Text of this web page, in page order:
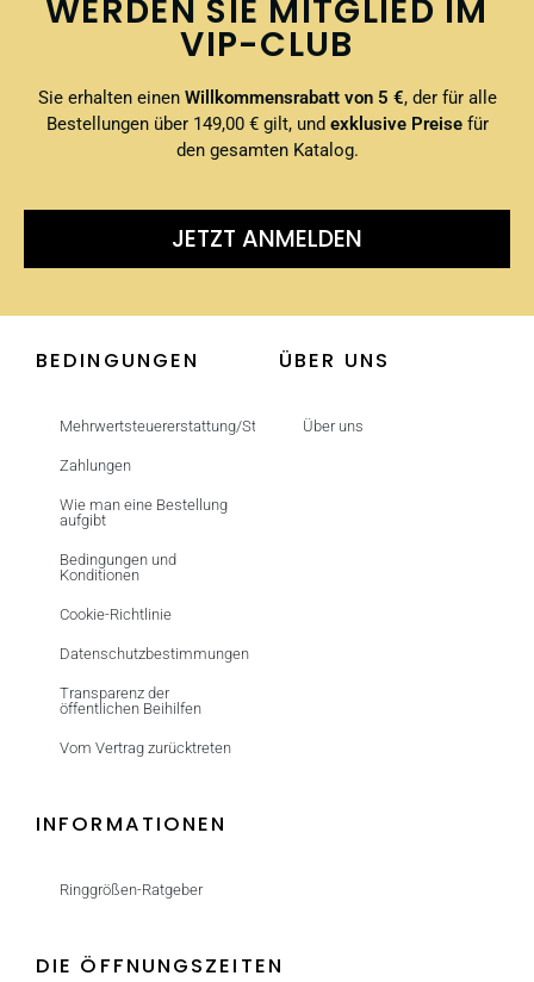
WERDEN SIE MITGLIED IM
VIP-CLUB
Sie erhalten einenWillkommensrabatt von 5 €, der für alle
Bestellungen über 149,00 € gilt, und exklusive Preisefür
den gesamten Katalog.
JETZT ANMELDEN
BEDINGUNGEN
Mehrwertsteuererstattung/Steuerfrei
Zahlungen
Wie man eine Bestellung
aufgibt
Bedingungen und
Konditionen
Cookie-Richtlinie
Datenschutzbestimmungen
Transparenz der
öffentlichen Beihilfen
Vom Vertrag zurücktreten
ÜBER UNS
Über uns
INFORMATIONEN
Ringgrößen-Ratgeber
DIE ÖFFNUNGSZEITEN